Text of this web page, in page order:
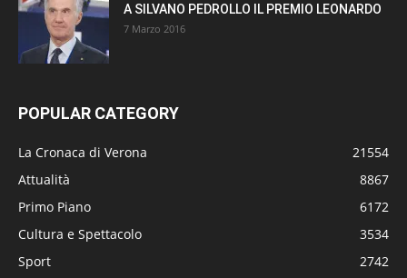
A SILVANO PEDROLLO IL PREMIO LEONARDO
7 Marzo 2016
POPULAR CATEGORY
La Cronaca di Verona
21554
Attualità
8867
Primo Piano
6172
Cultura e Spettacolo
3534
Sport
2742